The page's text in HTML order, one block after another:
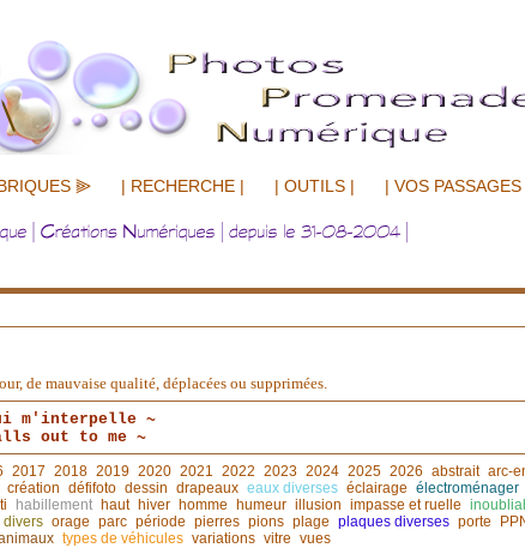
⫸ | RECHERCHE | | OUTILS | | VOS PASSAGES
de mauvaise qualité, déplacées ou supprimées.
m'interpelle ~
out to me ~
2017 2018 2019 2020 2021 2022 2023 2024 2025 2026 abstrait arc-
création défifoto dessin drapeaux eaux diverses éclairage électroménager
habillement haut hiver homme humeur illusion impasse et ruelle
divers orage parc période pierres pions plage plaques diverses porte
types de véhicules variations vitre vues